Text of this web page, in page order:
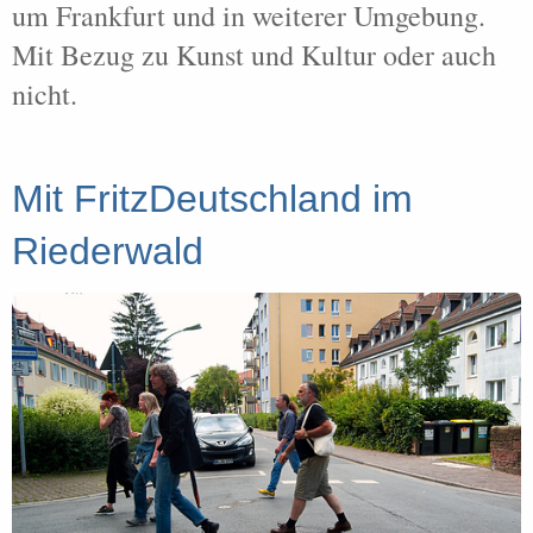
um Frankfurt und in weiterer Umgebung.
Mit Bezug zu Kunst und Kultur oder auch
nicht.
Mit FritzDeutschland im
Riederwald